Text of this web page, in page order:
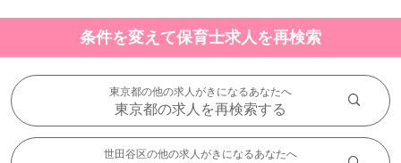
条件を変えて保育士求人を再検索
東京都の他の求人がきになるあなたへ
東京都の求人を再検索する
世田谷区の他の求人がきになるあなたへ